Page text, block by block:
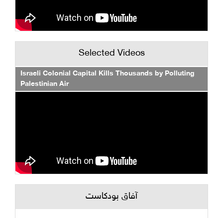
Selected Videos
Israeli Colonial Capital Kills Thousands by Polluting
Palestinian Air
آفاق بودكاست